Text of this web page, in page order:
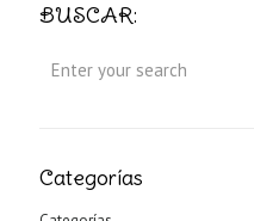
BUSCAR:
Categorías